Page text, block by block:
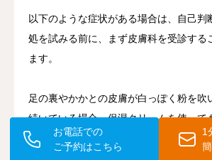
以下のような症状がある場合は、自己判
処を試みる前に、まず皮膚科を受診する
ます。
足の裏やかかとの皮膚が白っぽく粉を吹
続いている場合、保湿クリームを使って
とのひび割れや乾燥が続く場合、足の指
お電話での
ご予約はこちら
1